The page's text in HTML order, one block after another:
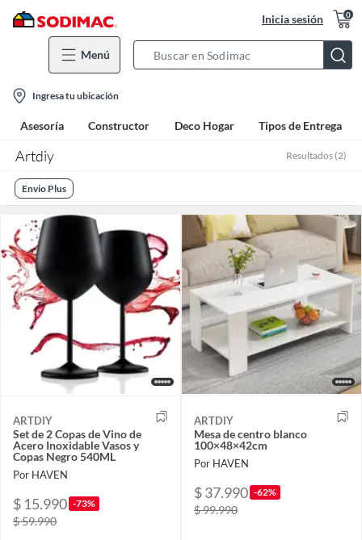
Inicia sesión 0
Menú
Bar
location-
icon
Ingresa tu ubicación
Asesoría Constructor Deco Hogar Tipos de Entrega
Artdiy Resultados (2)
Envio Plus
ARTDIY
Set de 2 Copas de Vino de
Acero Inoxidable Vasos y
Copas Negro 540ML
Por HAVEN
$ 15.990 -73%
$ 59.990
ARTDIY
Mesa de centro blanco
100×48×42cm
Por HAVEN
$ 37.990 -62%
$ 99.990